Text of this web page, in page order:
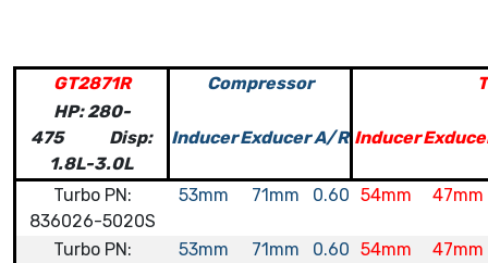
GT2871R Compressor
HP: 280-
475 Disp:
1.8L-3.0L
InducerExducerA/R Inducer
Turbo PN:
836026-5020S
53mm 71mm 0.60 54mm 47mm
Turbo PN:
53mm 71mm 0.60 54mm 47mm